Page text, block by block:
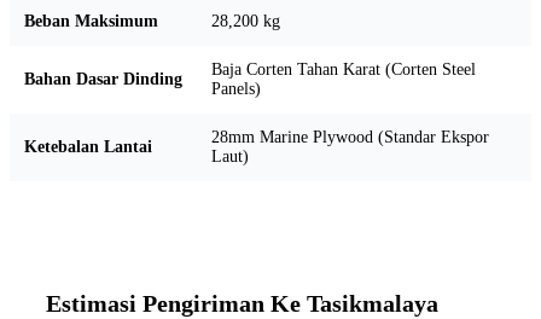
Beban Maksimum 28,200 kg
Bahan Dasar Dinding
Baja Corten Tahan Karat (Corten Steel
Panels)
Ketebalan Lantai
28mm Marine Plywood (Standar Ekspor
Laut)
Estimasi Pengiriman Ke Tasikmalaya